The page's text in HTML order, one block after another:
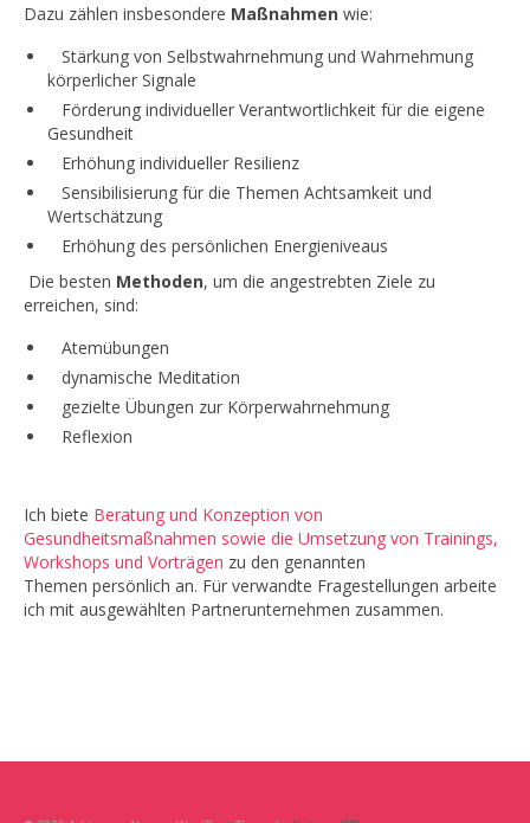
Dazu zählen insbesondere Maßnahmen wie:
Stärkung von Selbstwahrnehmung und Wahrnehmung
körperlicher Signale
Förderung individueller Verantwortlichkeit für die eigene
Gesundheit
Erhöhung individueller Resilienz
Sensibilisierung für die Themen Achtsamkeit und
Wertschätzung
Erhöhung des persönlichen Energieniveaus
Die besten Methoden, um die angestrebten Ziele zu
erreichen, sind:
Atemübungen
dynamische Meditation
gezielte Übungen zur Körperwahrnehmung
Reflexion
Ich biete Beratung und Konzeption von
Gesundheitsmaßnahmen sowie die Umsetzung von Trainings,
Workshops und Vorträgen zu den genannten
Themen persönlich an. Für verwandte Fragestellungen arbeite
ich mit ausgewählten Partnerunternehmen zusammen.